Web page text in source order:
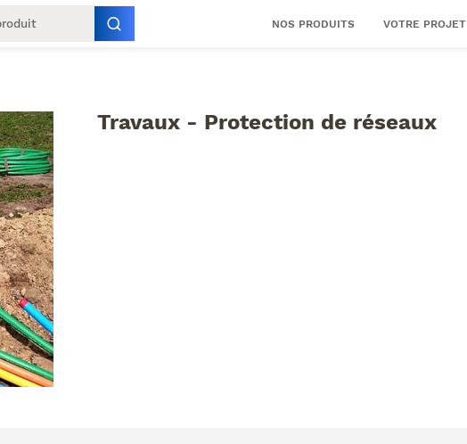
NOS PRODUITS VOTRE PROJET
Travaux - Protection de réseaux